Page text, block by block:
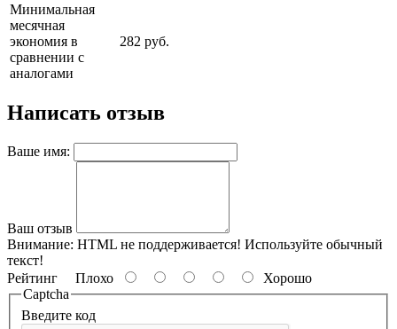
Минимальная
месячная
экономия в
сравнении с
аналогами
282 руб.
Написать отзыв
Ваше имя:
Ваш отзыв
Внимание: HTML не поддерживается! Используйте обычный
текст!
Рейтинг Плохо
Хорошо
Captcha
Введите код